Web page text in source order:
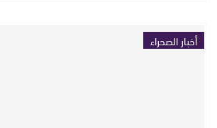
أخبار الصحراء